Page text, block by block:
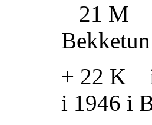
21 M
+ 22 K
i 1946 i